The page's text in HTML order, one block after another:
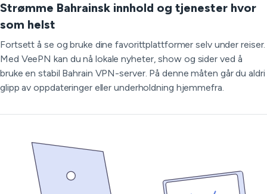
Strømme Bahrainsk innhold og tjenester hvor
som helst
Fortsett å se og bruke dine favorittplattformer selv under reiser.
Med VeePN kan du nå lokale nyheter, show og sider ved å
bruke en stabil Bahrain VPN-server. På denne måten går du aldri
glipp av oppdateringer eller underholdning hjemmefra.